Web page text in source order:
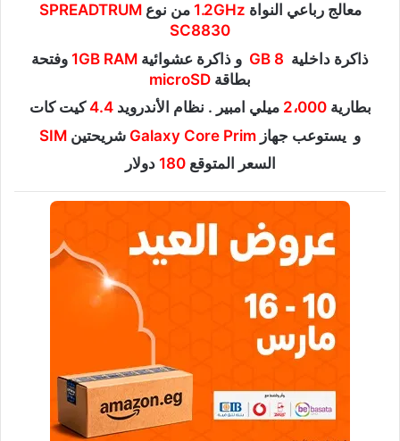
معالج رباعي النواة
من نوع SPREADTRUM
SC8830
ذاكرة داخلية GB 8 و ذاكرة عشوائية 1GB RAM وفتحة
بطاقة microSD
بطارية2،000 ميلي امبير . نظام الأندرويد4.4كيت كات
و يستوعب جهاز Galaxy Core Prim شريحتين SIM
السعر المتوقع180 دولار